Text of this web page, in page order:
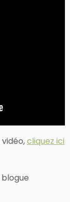
cliquez ici